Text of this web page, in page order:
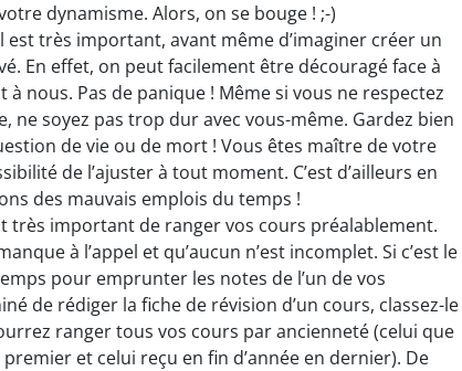
dynamisme. Alors, on se bouge ! ;-)
est très important, avant même d’imaginer créer un
En effet, on peut facilement être découragé face à
nous. Pas de panique ! Même si vous ne respectez
ne soyez pas trop dur avec vous-même. Gardez bien
de vie ou de mort ! Vous êtes maître de votre
de l’ajuster à tout moment. C’est d’ailleurs en
des mauvais emplois du temps !
très important de ranger vos cours préalablement.
à l’appel et qu’aucun n’est incomplet. Si c’est le
pour emprunter les notes de l’un de vos
de rédiger la fiche de révision d’un cours, classez-le
ranger tous vos cours par ancienneté (celui que
et celui reçu en fin d’année en dernier). De